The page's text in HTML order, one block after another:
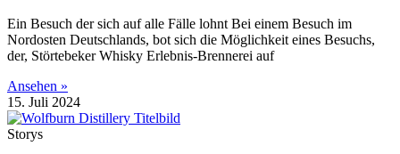
Ein Besuch der sich auf alle Fälle lohnt Bei einem Besuch im
Nordosten Deutschlands, bot sich die Möglichkeit eines Besuchs,
der, Störtebeker Whisky Erlebnis-Brennerei auf
Ansehen »
15. Juli 2024
Storys